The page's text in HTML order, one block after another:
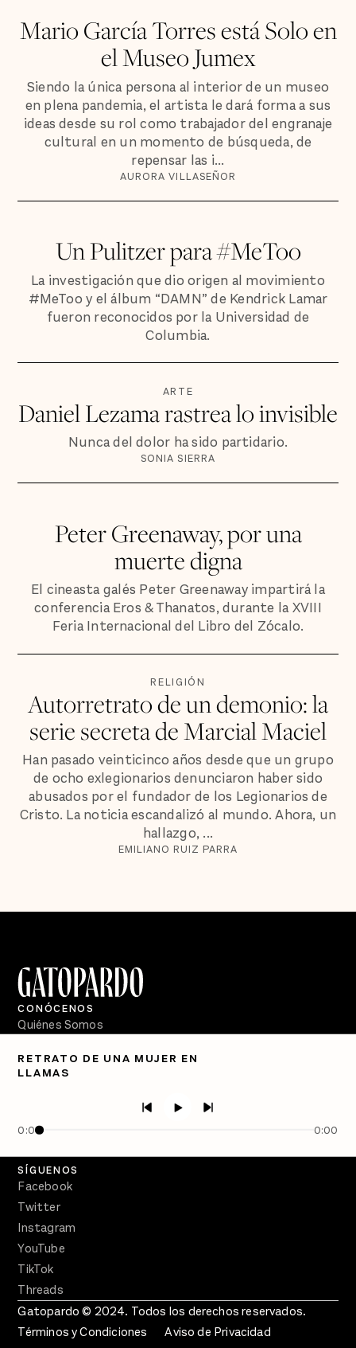
Mario García Torres está Solo en
el Museo Jumex
Siendo la única persona al interior de un museo
en plena pandemia, el artista le dará forma a sus
ideas desde su rol como trabajador del engranaje
cultural en un momento de búsqueda, de
repensar las i...
AURORA VILLASEÑOR
Un Pulitzer para #MeToo
La investigación que dio origen al movimiento
#MeToo y el álbum “DAMN” de Kendrick Lamar
fueron reconocidos por la Universidad de
Columbia.
ARTE
Daniel Lezama rastrea lo invisible
Nunca del dolor ha sido partidario.
SONIA SIERRA
Peter Greenaway, por una
muerte digna
El cineasta galés Peter Greenaway impartirá la
conferencia Eros & Thanatos, durante la XVIII
Feria Internacional del Libro del Zócalo.
RELIGIÓN
Autorretrato de un demonio: la
serie secreta de Marcial Maciel
Han pasado veinticinco años desde que un grupo
de ocho exlegionarios denunciaron haber sido
abusados por el fundador de los Legionarios de
Cristo. La noticia escandalizó al mundo. Ahora, un
hallazgo, ...
EMILIANO RUIZ PARRA
RETRATO DE UNA MUJER EN
LLAMAS
0:00 0:00
CONÓCENOS
Quiénes Somos
PÓDCASTS
Crecer en Distopía
SÍGUENOS
Facebook
Twitter
Instagram
YouTube
TikTok
Threads
Gatopardo © 2024. Todos los derechos reservados.
Términos y Condiciones
Aviso de Privacidad